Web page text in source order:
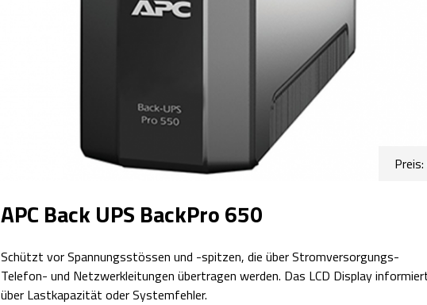
Preis:
APC Back UPS BackPro 650
Schützt vor Spannungsstössen und -spitzen, die über Stromversorgungs-
Telefon- und Netzwerkleitungen übertragen werden. Das LCD Display
über Lastkapazität oder Systemfehler.